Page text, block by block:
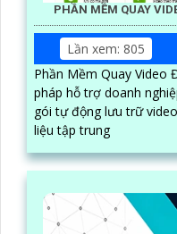
PHẦN MỀM QUAY
Lần xem: 805
Phần Mềm Quay Video
pháp hỗ trợ doanh
gói tự động lưu trữ
liệu tập trung